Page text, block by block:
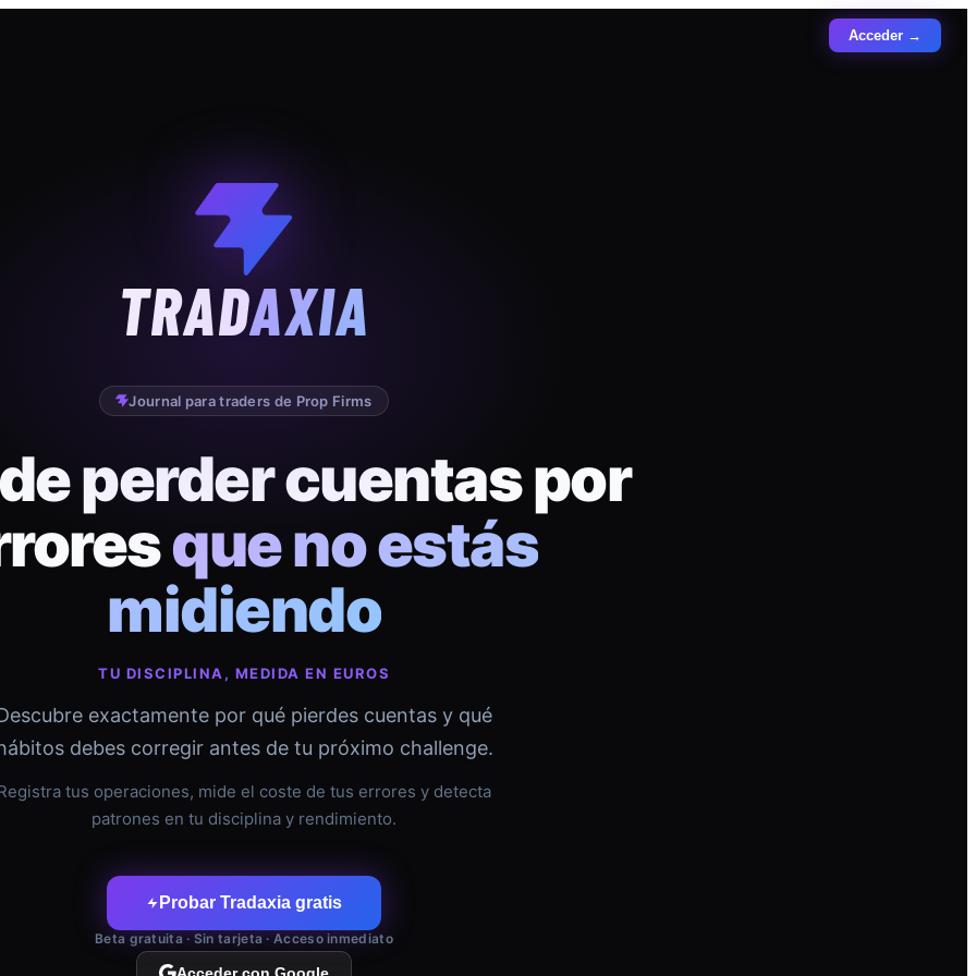
Acceder →
TRADAXIA
Journal para traders de Prop Firms
perder cuentas por
que no estás
midiendo
TU DISCIPLINA, MEDIDA EN EUROS
exactamente por qué pierdes cuentas y qué
debes corregir antes de tu próximo challenge.
tus operaciones, mide el coste de tus errores y detecta
patrones en tu disciplina y rendimiento.
Probar Tradaxia gratis
Beta gratuita · Sin tarjeta · Acceso inmediato